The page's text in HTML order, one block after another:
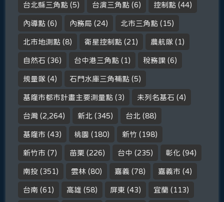
台北縣三角點 (5) 台演三角點 (6) 控制點 (44)
內導點 (6) 內務局 (24) 北市三角點 (15)
北市地測點 (8) 衛星控制點 (21) 農航隊 (1)
自然石 (36) 台中港三角點 (1) 稅務課 (6)
規量隊 (4) 石門水庫三角補點 (5)
基隆市都市計畫主要測量點 (3) 未列名基石 (4)
台灣 (2,264) 新北 (345) 台北 (88)
基隆市 (43) 桃園 (180) 新竹 (198)
新竹市 (7) 苗栗 (226) 台中 (235) 彰化 (94)
南投 (351) 雲林 (80) 嘉義 (78) 嘉義市 (4)
台南 (61) 高雄 (58) 屏東 (43) 宜蘭 (113)